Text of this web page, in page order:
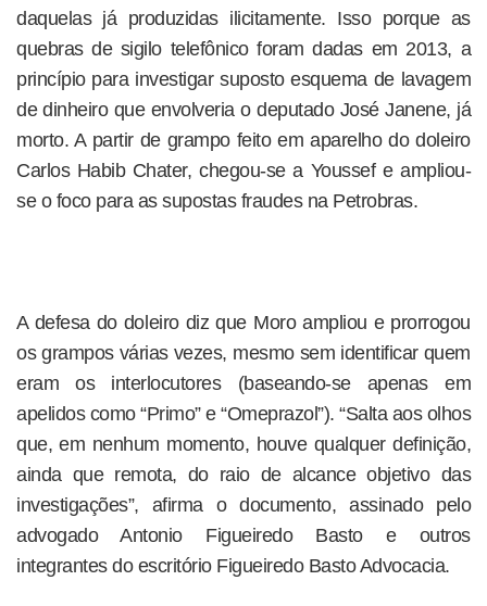
daquelas já produzidas ilicitamente. Isso porque as
quebras de sigilo telefônico foram dadas em 2013, a
princípio para investigar suposto esquema de lavagem
de dinheiro que envolveria o deputado José Janene, já
morto. A partir de grampo feito em aparelho do doleiro
Carlos Habib Chater, chegou-se a Youssef e ampliou-
se o foco para as supostas fraudes na Petrobras.
A defesa do doleiro diz que Moro ampliou e prorrogou
os grampos várias vezes, mesmo sem identificar quem
eram os interlocutores (baseando-se apenas em
apelidos como “Primo” e “Omeprazol”). “Salta aos olhos
que, em nenhum momento, houve qualquer definição,
ainda que remota, do raio de alcance objetivo das
investigações”, afirma o documento, assinado pelo
advogado Antonio Figueiredo Basto e outros
integrantes do escritório Figueiredo Basto Advocacia.